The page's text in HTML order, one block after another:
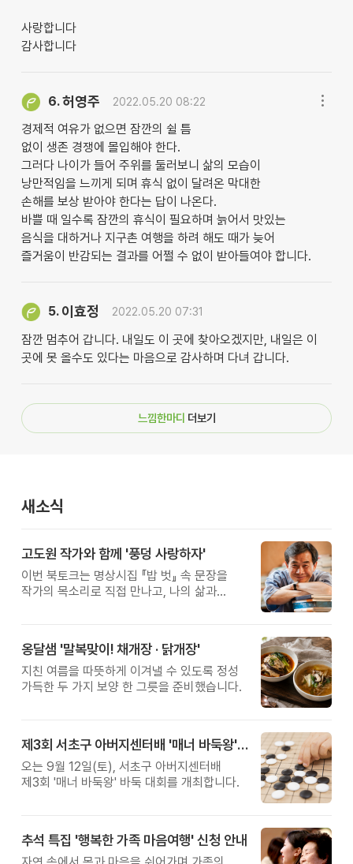
사랑합니다
감사합니다
6.허영주 2022.05.20 08:22
경제적 여유가 없으면 잠깐의 쉴 틈
없이 생존 경쟁에 몰입해야 한다.
그러다 나이가 들어 주위를 둘러보니 삶의 모습이
낭만적임을 느끼게 되며 휴식 없이 달려온 막대한
손해를 보상 받아야 한다는 답이 나온다.
바쁠 때 일수록 잠깐의 휴식이 필요하며 늙어서 맛있는
음식을 대하거나 지구촌 여행을 하려 해도 때가 늦어
즐거움이 반감되는 결과를 어쩔 수 없이 받아들여야 합니다.
5. 이효정 2022.05.20 07:31
잠깐 멈추어 갑니다. 내일도 이 곳에 찾아오겠지만, 내일은 이
곳에 못 올수도 있다는 마음으로 감사하며 다녀 갑니다.
느낌한마디 더보기
새소식
고도원 작가와 함께 '풍덩 사랑하자'
이번 북토크는 명상시집 『밥 벗』 속 문장을
작가의 목소리로 직접 만나고, 나의 삶과
옹달샘 '말복맞이! 채개장 · 닭개장'
지친 여름을 따뜻하게 이겨낼 수 있도록 정성
가득한 두 가지 보양 한 그릇을 준비했습니다.
제3회 서초구 아버지센터배 '매너 바둑왕' 대회
오는 9월 12일(토), 서초구 아버지센터배
제3회 '매너 바둑왕' 바둑 대회를 개최합니다.
추석 특집 '행복한 가족 마음여행' 신청 안내